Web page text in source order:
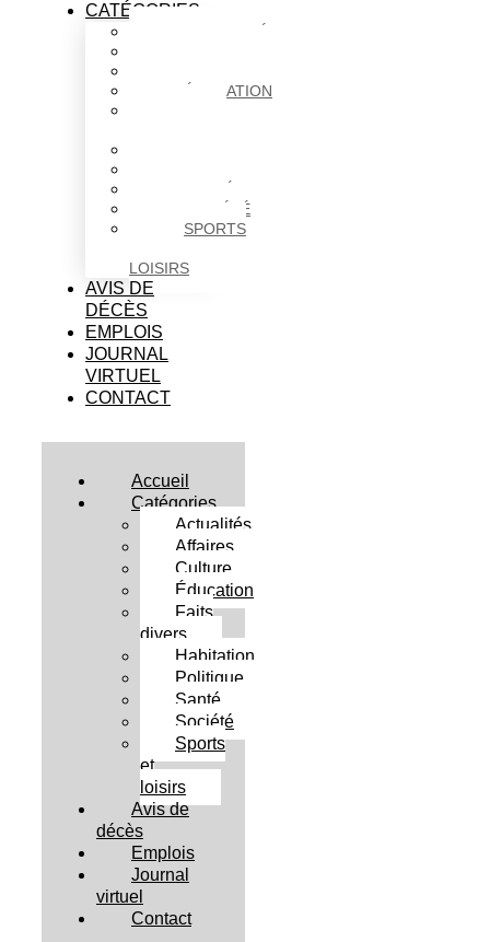
CATÉGORIES
ÉDUCATION
SOCIÉTÉ
SPORTS
LOISIRS
AVIS DE
DÉCÈS
EMPLOIS
JOURNAL
VIRTUEL
CONTACT
Accueil
Catégories
Actualités
Affaires
Culture
Éducation
Faits
divers
Habitation
Politique
Santé
Société
Sports
et
loisirs
Avis de
décès
Emplois
Journal
virtuel
Contact